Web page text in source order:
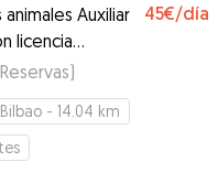
Auxiliar
licencia
45€/día
Reservas)
Bilbao - 14.04 km